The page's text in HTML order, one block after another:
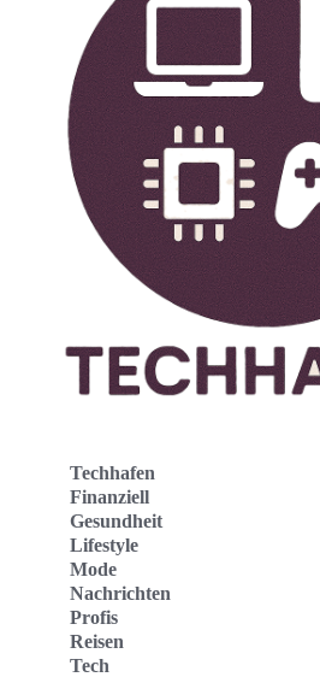
Techhafen
Finanziell
Gesundheit
Lifestyle
Mode
Nachrichten
Profis
Reisen
Tech